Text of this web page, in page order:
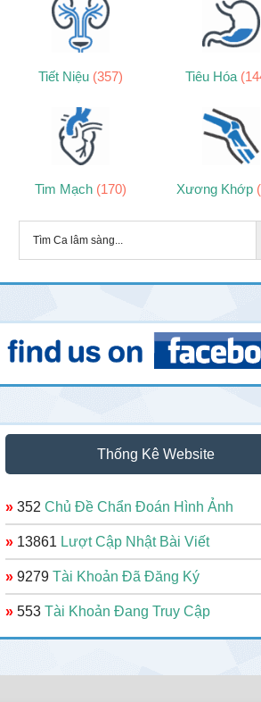
Tiết Niệu (357) Tiêu Hóa
Tim Mạch (170) Xương Khớp
Thống Kê Website
» 352 Chủ Đề Chẩn Đoán Hình Ảnh
» 13861 Lượt Cập Nhật Bài Viết
» 9279 Tài Khoản Đã Đăng Ký
» 553 Tài Khoản Đang Truy Cập